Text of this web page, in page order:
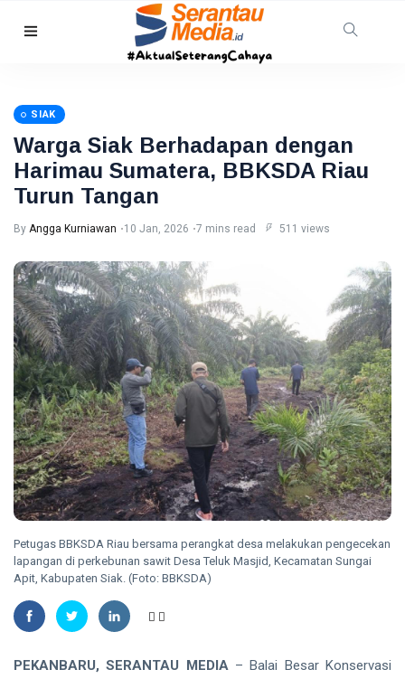
Gagalkan
Penyelundupan
1,3 Ton
Narkoba di
Perairan
Tanjung
Berakit
08 Aug,
views
PEKANBARU
Pasar
Mandek,
Pemko
Pekanbaru
Siapkan
Opsi Ambil
Alih
Aug,
2026
views
RIAU
Warga
Pelalawan
Diserang
Beruang
Madu,
BBKSDA
Riau
Pasang
Kandang
Jebak
08
Aug,
2026
41
views
HUKRIM
DPO
Kasus
Sabu
Ditangkap
Bathin
Solapan
08
Aug,
2026
33
views
PENDIDIKAN
Mahasiswa
Unilak
Raih Juara
Nasional
2026
SIAK
Warga Siak Berhadapan dengan
Harimau Sumatera, BBKSDA Riau
Turun Tangan
By Angga Kurniawan 10 Jan, 2026 7 mins read 511 views
Petugas BBKSDA Riau bersama perangkat desa melakukan pengecekan
lapangan di perkebunan sawit Desa Teluk Masjid, Kecamatan Sungai
Apit, Kabupaten Siak. (Foto: BBKSDA)
PEKANBARU, SERANTAU MEDIA – Balai Besar Konservasi